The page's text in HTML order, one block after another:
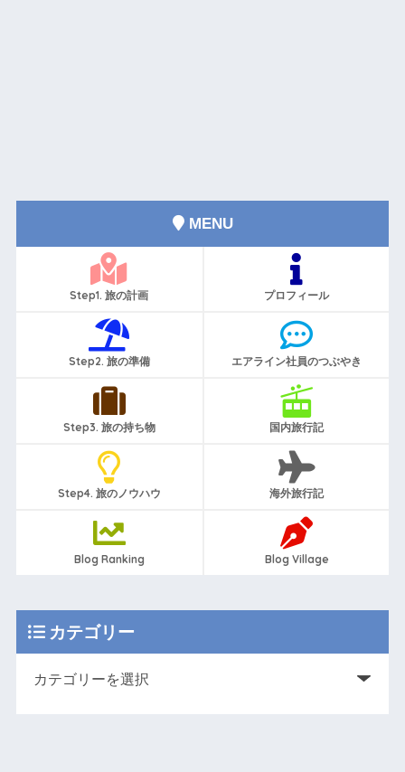
MENU
Step1. 旅の計画 プロフィール
Step2. 旅の準備 エアライン社員のつぶやき
Step3. 旅の持ち物 国内旅行記
Step4. 旅のノウハウ 海外旅行記
Blog Ranking Blog Village
カテゴリー